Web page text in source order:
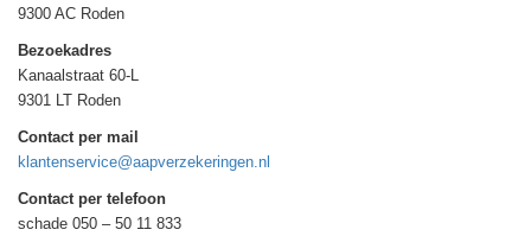
9300 AC Roden
Bezoekadres
Kanaalstraat 60-L
9301 LT Roden
Contact per mail
klantenservice@aapverzekeringen.nl
Contact per telefoon
schade 050 – 50 11 833